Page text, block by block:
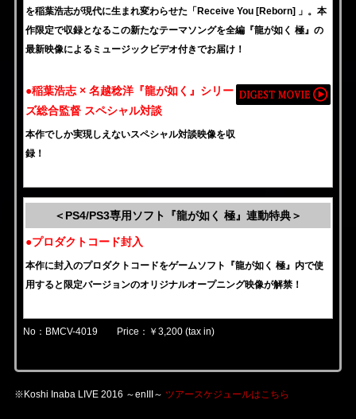
を稲葉浩志が現代に生まれ変わらせた「Receive You [Reborn] 」。本
作限定で収録となるこの新たなテーマソングを全編『龍が如く 極』の
最新映像によるミュージックビデオ付きでお届け！
●稲葉浩志 × 名越稔洋『龍が如く』シリー
ズ総合監督 スペシャル対談
本作でしか実現しえないスペシャル対談映像を収
録！
＜PS4/PS3専用ソフト『龍が如く 極』連動特典＞
●プロダクトコード封入
本作に封入のプロダクトコードをゲームソフト『龍が如く 極』内で使
用すると限定バージョンのオリジナルオープニング映像が解禁！
No：BMCV-4019 Price：￥3,200 (tax in)
※Koshi Inaba LIVE 2016 ～enIII～ ツアースケジュールはこちら